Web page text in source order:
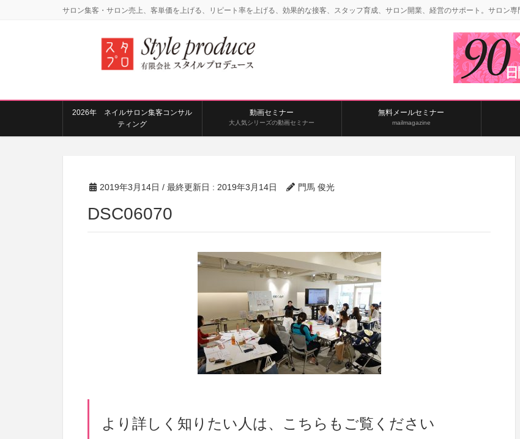
サロン集客・サロン売上、客単価を上げる、リピート率を上げる、効果的な接客、スタッフ育成、サロン開業、経営のサポート。サロン専
2026年 ネイルサロン集客コンサル
ティング
動画セミナー
大人気シリーズの動画セミナー
無料メールセミナー
mailmagazine
2019年3月14日 / 最終更新日 : 2019年3月14日 門馬 俊光
DSC06070
より詳しく知りたい人は、こちらもご覧ください